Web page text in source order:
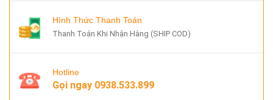
Hình Thức Thanh Toán
Thanh Toán Khi Nhận Hàng (SHIP COD)
Hotline
Gọi ngay 0938.533.899